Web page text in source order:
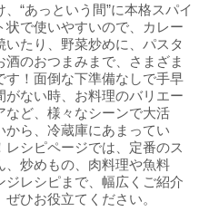
“あっという間”に本格スパイ
状で使いやすいので、カレー
たり、野菜炒めに、パスタ
のおつまみまで、さまざま
す！面倒な下準備なしで手早
がない時、お料理のバリエー
など、様々なシーンで大活
から、冷蔵庫にあまってい
シピページでは、定番のス
、炒めもの、肉料理や魚料
レシピまで、幅広くご紹介
ひお役立てください。